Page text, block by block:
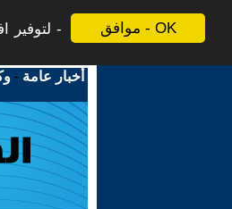
موافق - OK
لتوفير
أخبار عامة -